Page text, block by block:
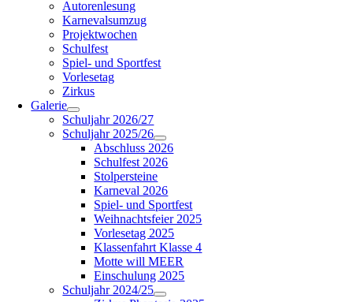
Autorenlesung
Karnevalsumzug
Projektwochen
Schulfest
Spiel- und Sportfest
Vorlesetag
Zirkus
Galerie
Schuljahr 2026/27
Schuljahr 2025/26
Abschluss 2026
Schulfest 2026
Stolpersteine
Karneval 2026
Spiel- und Sportfest
Weihnachtsfeier 2025
Vorlesetag 2025
Klassenfahrt Klasse 4
Motte will MEER
Einschulung 2025
Schuljahr 2024/25